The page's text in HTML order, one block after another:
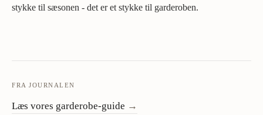
stykke til sæsonen - det er et stykke til garderoben.
FRA JOURNALEN
Læs vores garderobe-guide →